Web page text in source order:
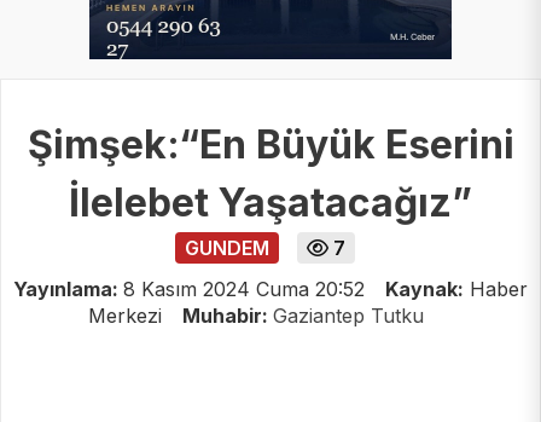
Şimşek:“En Büyük Eserini
İlelebet Yaşatacağız”
GUNDEM
7
Yayınlama: 8 Kasım 2024 Cuma 20:52 Kaynak: Haber
Merkezi
Muhabir: Gaziantep Tutku